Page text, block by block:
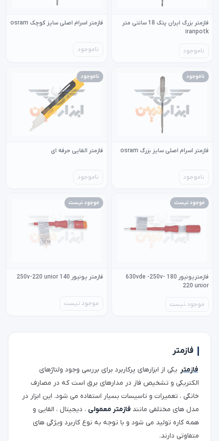
فازمتر بزرگ ایران پتک 18 سانتی متر
iranpotk
ناموجود
فازمتر اسرام اصلی سایز کوچک osram
ناموجود
ناموجود
فازمتر اسرام اصلی سایز بزرگ osram
ناموجود
ناموجود
فازمتر القایی حرفه ای
ناموجود
موجود نیست
فازمتریونیور 180 630vde -250v-
220 unior
موجود نیست
موجود نیست
فازمتر یونیور 140 250v-220 unior
موجود نیست
فازمتر
فازمتر یکی از ابزارهای پرکاربرد برای بررسی وجود ولتاژهای
الکتریکی و تشخیص فاز در مدارهای برق است که در مصارف
خانگی ، تعمیرات و تاسیسات بسیار استفاده می شود. این ابزار در
مدل های مختلفی مانند فازمتر معمولی ، دیجیتال ، القایی و
همه کاره تولید می شود و با توجه به نوع کاربرد ویژگی های
متفاوتی دارند.